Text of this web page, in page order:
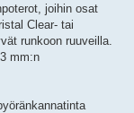
joihin osat
Clear- tai
runkoon ruuveilla.
mm:n